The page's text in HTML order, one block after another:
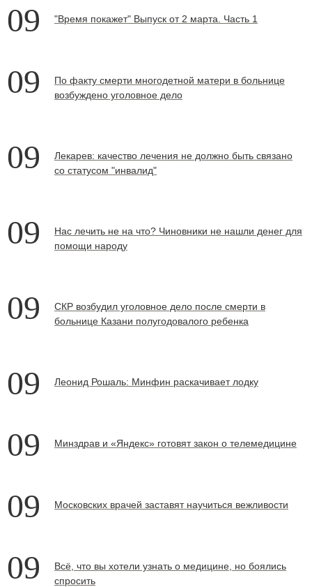
09 "Время покажет" Выпуск от 2 марта. Часть 1
09
По факту смерти многодетной матери в больнице
возбуждено уголовное дело
09
Лекарев: качество лечения не должно быть связано
со статусом "инвалид"
09
Нас лечить не на что? Чиновники не нашли денег для
помощи народу
09
СКР возбудил уголовное дело после смерти в
больнице Казани полугодовалого ребенка
09 Леонид Рошаль: Минфин раскачивает лодку
09 Минздрав и «Яндекс» готовят закон о телемедицине
09 Московских врачей заставят научиться вежливости
09
Всё, что вы хотели узнать о медицине, но боялись
спросить